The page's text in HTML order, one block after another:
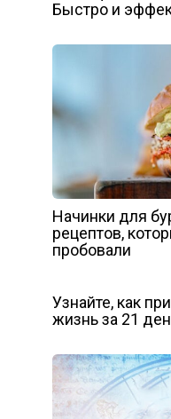
Быстро и
Начинки для
рецептов,
пробовали
Узнайте, как
жизнь за 21